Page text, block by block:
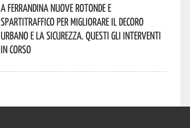
A Ferrandina nuove rotonde e
spartitraffico per migliorare il decoro
urbano e la sicurezza. Questi gli interventi
in corso